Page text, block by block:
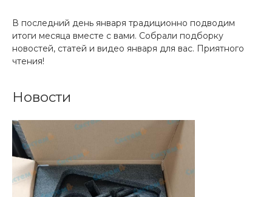
В последний день января традиционно подводим
итоги месяца вместе с вами. Собрали подборку
новостей, статей и видео января для вас. Приятного
чтения!
Новости